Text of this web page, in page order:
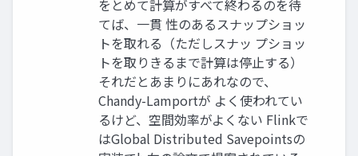
をとめて計算がすべて終わるのを待
てば、一貫 性のあるスナップショッ
トを取れる（ただしスナッ プショッ
トを取りきるまで計算は停止する）
それだとあまりにあれなので、
Chandy-Lamportが よく使われてい
るけど、空間効率がよくない Flinkで
はGlobal Distributed Savepointsの